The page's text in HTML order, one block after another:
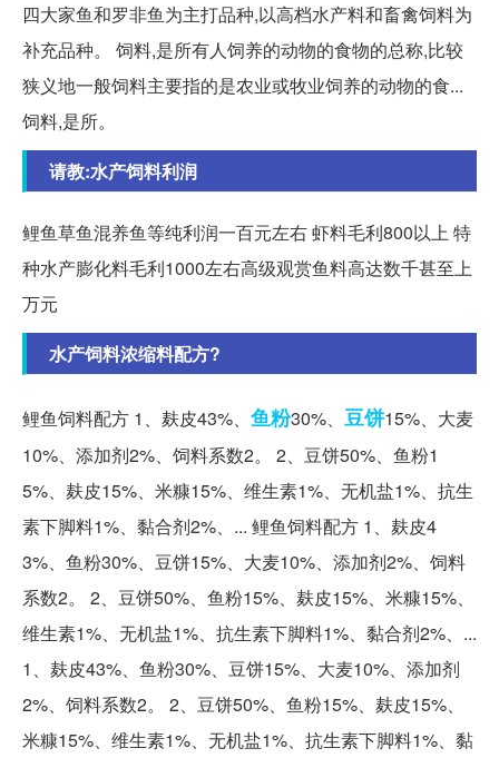
四大家鱼和罗非鱼为主打品种,以高档水产料和畜禽饲料为
补充品种。 饲料,是所有人饲养的动物的食物的总称,比较
狭义地一般饲料主要指的是农业或牧业饲养的动物的食...
饲料,是所。
请教:水产饲料利润
鲤鱼草鱼混养鱼等纯利润一百元左右 虾料毛利800以上 特
种水产膨化料毛利1000左右高级观赏鱼料高达数千甚至上
万元
水产饲料浓缩料配方?
鲤鱼饲料配方 1、麸皮43%、 鱼粉30%、 豆饼15%、大麦
10%、添加剂2%、饲料系数2。 2、豆饼50%、鱼粉1
5%、麸皮15%、米糠15%、维生素1%、无机盐1%、抗生
素下脚料1%、黏合剂2%、... 鲤鱼饲料配方 1、麸皮4
3%、鱼粉30%、豆饼15%、大麦10%、添加剂2%、饲料
系数2。 2、豆饼50%、鱼粉15%、麸皮15%、米糠15%、
维生素1%、无机盐1%、抗生素下脚料1%、黏合剂2%、...
1、麸皮43%、鱼粉30%、豆饼15%、大麦10%、添加剂
2%、饲料系数2。 2、豆饼50%、鱼粉15%、麸皮15%、
米糠15%、维生素1%、无机盐1%、抗生素下脚料1%、黏